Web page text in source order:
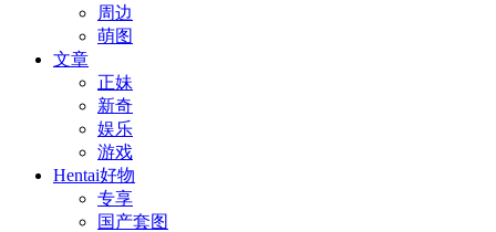
周边
萌图
文章
正妹
新奇
娱乐
游戏
Hentai好物
专享
国产套图